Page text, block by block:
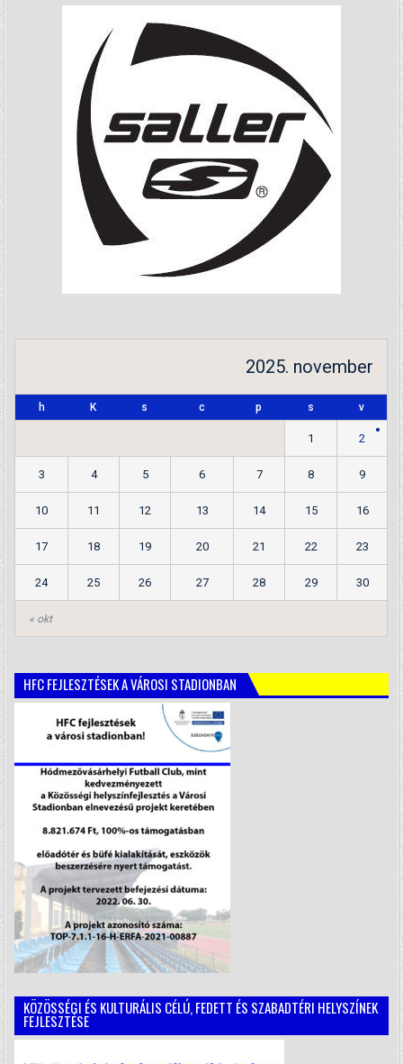
2025. november
h K s c p s v
« okt
1 2
3 4 5 6 7 8 9
10 11 12 13 14 15 16
17 18 19 20 21 22 23
24 25 26 27 28 29 30
HFC FEJLESZTÉSEK A VÁROSI STADIONBAN
KÖZÖSSÉGI ÉS KULTURÁLIS CÉLÚ, FEDETT ÉS SZABADTÉRI HELYSZÍNEK
FEJLESZTÉSE